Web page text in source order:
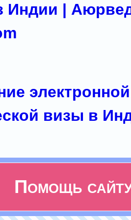
Индии |
электронной
визы в
Помощь